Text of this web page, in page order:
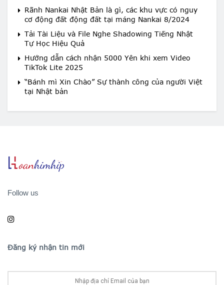
Rãnh Nankai Nhật Bản là gì, các khu vực có nguy
cơ động đất động đất tại máng Nankai 8/2024
Tải Tài Liệu và File Nghe Shadowing Tiếng Nhật
Tự Học Hiệu Quả
Hướng dẫn cách nhận 5000 Yên khi xem Video
TikTok Lite 2025
“Bánh mì Xin Chào” Sự thành công của người Việt
tại Nhật bản
Follow us
Đăng ký nhận tin mới